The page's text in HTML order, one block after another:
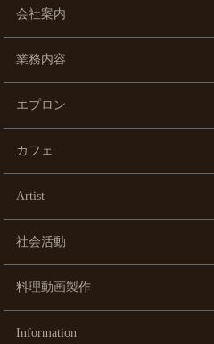
会社案内
業務内容
エプロン
カフェ
Artist
社会活動
料理動画製作
Information